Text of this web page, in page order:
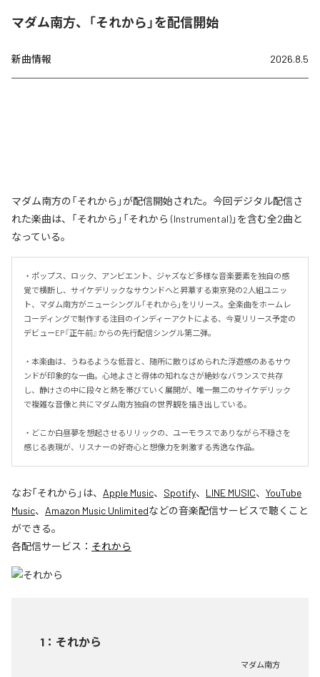
マダム南方、「それから」を配信開始
新曲情報 2026.8.5
マダム南方の「それから」が配信開始された。今回デジタル配信さ
れた楽曲は、「それから」「それから (Instrumental)」を含む全2曲と
なっている。
・ポップス、ロック、アンビエント、ジャズなど多様な音楽要素を独自の感
覚で横断し、サイケデリックなサウンドへと昇華する東京発の2人組ユニッ
ト、マダム南方がニューシングル「それから」をリリース。全楽曲をホームレ
コーディングで制作する注目のインディーアクトによる、今夏リリース予定の
デビューEP『正午前』からの先行配信シングル第二弾。
・本楽曲は、うねるような低音と、随所に散りばめられた浮遊感のあるサウ
ンドが印象的な一曲。心地よさと得体の知れなさが絶妙なバランスで共存
し、静けさの中に段々と熱を帯びていく展開が、唯一無二のサイケデリック
で複雑な音像と共にマダム南方独自の世界観を描き出している。
・どこか白昼夢を想起させるリリックの、ユーモラスでありながら不穏さを
感じる表現が、リスナーの好奇心と想像力を刺激する秀逸な作品。
なお「それから 」は、 Apple Music、 Spotify、 LINE MUSIC、 YouTube
Music、 Amazon Music Unlimitedなどの音楽配信サービスで聴くこと
ができる。
各配信サービス： それから
1 ： それから
マダム南方